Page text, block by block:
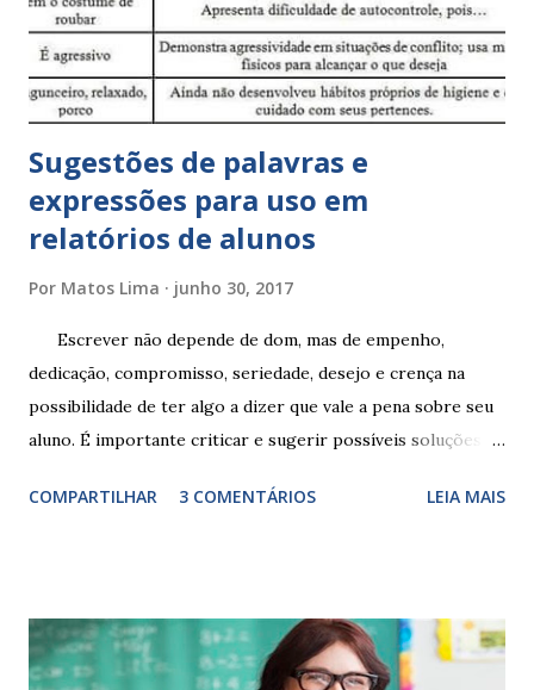
Sugestões de palavras e
expressões para uso em
relatórios de alunos
Por Matos Lima junho 30, 2017
Escrever não depende de dom, mas de empenho,
dedicação, compromisso, seriedade, desejo e crença na
possibilidade de ter algo a dizer que vale a pena sobre seu
aluno. É importante criticar e sugerir possíveis soluções.
exercitação. E encontrar a melhor maneira de expressar o
sempre as intervenções feitas para ações apresentadas,
isso ressalta trabalho. SUGESTÕES DE PALAVRAS E
COMPARTILHAR 3 COMENTÁRIOS LEIA MAIS